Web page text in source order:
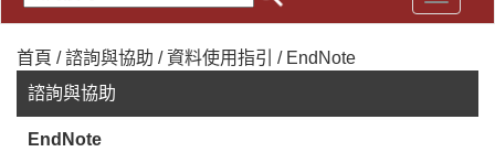
首頁 / 諮詢與協助 / 資料使用指引 / EndNote
諮詢與協助
EndNote